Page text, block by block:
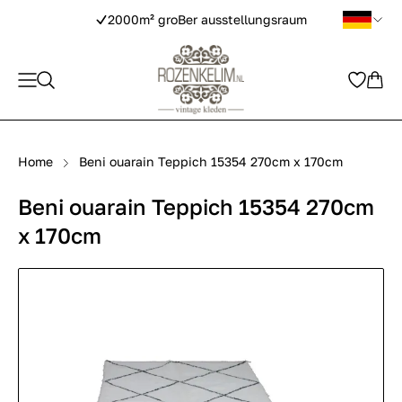
2000m² groBer ausstellungsraum
Home Beni ouarain Teppich 15354 270cm x 170cm
Beni ouarain Teppich 15354 270cm
x 170cm